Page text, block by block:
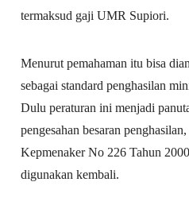
termaksud gaji UMR Supiori.
Menurut pemahaman itu bisa
sebagai standard penghasilan
Dulu peraturan ini menjadi
pengesahan besaran
Kepmenaker No 226 Tahun
digunakan kembali.